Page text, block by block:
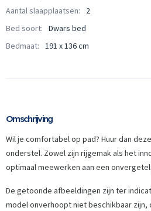
Aantal slaapplaatsen:
2
Bed soort:
Dwars bed
Bedmaat:
191 x 136 cm
Omschrijving
Wil je comfortabel op pad? Huur dan
onderstel. Zowel zijn rijgemak als het
optimaal meewerken aan een
De getoonde afbeeldingen zijn ter
model onverhoopt niet beschikbaar zijn,